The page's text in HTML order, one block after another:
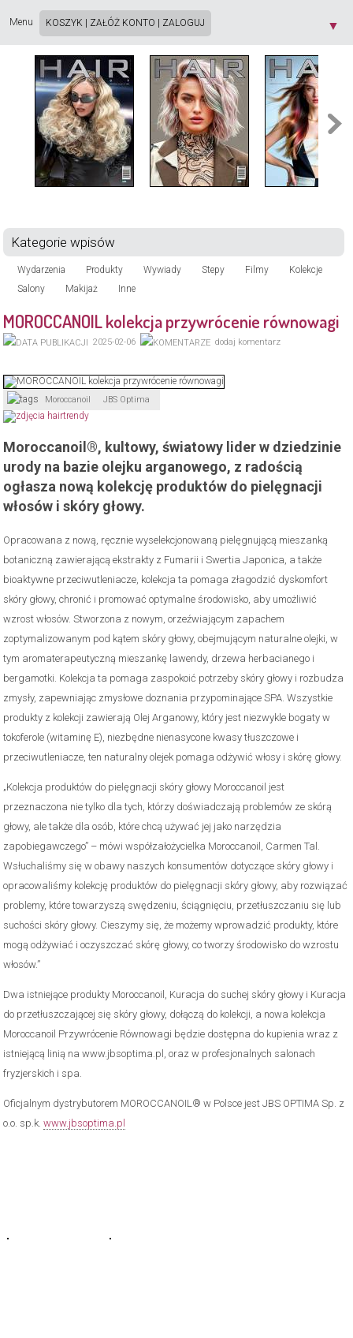
Menu ▼
KOSZYK ZAŁÓŻ KONTO ZALOGUJ
Kategorie wpisów
Wydarzenia Produkty Wywiady Stepy Filmy
Kolekcje
Salony
Makijaż Inne
MOROCCANOIL kolekcja przywrócenie równowagi
2025-02-06 dodaj komentarz
Moroccanoil JBS Optima
Moroccanoil®, kultowy, światowy lider w dziedzinie
urody na bazie olejku arganowego, z radością
ogłasza nową kolekcję produktów do pielęgnacji
włosów i skóry głowy.
Opracowana z nową, ręcznie wyselekcjonowaną pielęgnującą mieszanką
botaniczną zawierającą ekstrakty z Fumarii i Swertia Japonica, a także
bioaktywne przeciwutleniacze, kolekcja ta pomaga złagodzić dyskomfort
skóry głowy, chronić i promować optymalne środowisko, aby umożliwić
wzrost włosów. Stworzona z nowym, orzeźwiającym zapachem
zoptymalizowanym pod kątem skóry głowy, obejmującym naturalne olejki, w
tym aromaterapeutyczną mieszankę lawendy, drzewa herbacianego i
bergamotki. Kolekcja ta pomaga zaspokoić potrzeby skóry głowy i rozbudza
zmysły, zapewniając zmysłowe doznania przypominające SPA. Wszystkie
produkty z kolekcji zawierają Olej Arganowy, który jest niezwykle bogaty w
tokoferole (witaminę E), niezbędne nienasycone kwasy tłuszczowe i
przeciwutleniacze, ten naturalny olejek pomaga odżywić włosy i skórę głowy.
„Kolekcja produktów do pielęgnacji skóry głowy Moroccanoil jest
przeznaczona nie tylko dla tych, którzy doświadczają problemów ze skórą
głowy, ale także dla osób, które chcą używać jej jako narzędzia
zapobiegawczego” – mówi współzałożycielka Moroccanoil, Carmen Tal.
Wsłuchaliśmy się w obawy naszych konsumentów dotyczące skóry głowy i
opracowaliśmy kolekcję produktów do pielęgnacji skóry głowy, aby rozwiązać
problemy, które towarzyszą swędzeniu, ściągnięciu, przetłuszczaniu się lub
suchości skóry głowy. Cieszymy się, że możemy wprowadzić produkty, które
mogą odżywiać i oczyszczać skórę głowy, co tworzy środowisko do wzrostu
włosów.”
Dwa istniejące produkty Moroccanoil, Kuracja do suchej skóry głowy i Kuracja
do przetłuszczającej się skóry głowy, dołączą do kolekcji, a nowa kolekcja
Moroccanoil Przywrócenie Równowagi będzie dostępna do kupienia wraz z
istniejącą linią na www.jbsoptima.pl, oraz w profesjonalnych salonach
fryzjerskich i spa.
Oficjalnym dystrybutorem MOROCCANOIL® w Polsce jest JBS OPTIMA Sp. z
o.o. sp.k.www.jbsoptima.pl
cookie, zgodnie z aktualnymi ustawieniami przeglądarki. Dowiedz się więcej o
Prywatności [X]